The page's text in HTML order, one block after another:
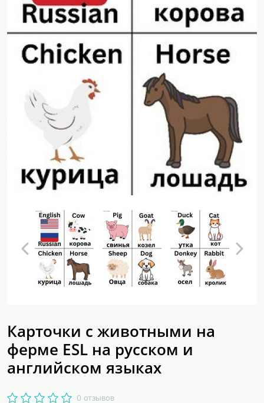
Карточки с животными на
ферме ESL на русском и
английском языках
0 отзывов